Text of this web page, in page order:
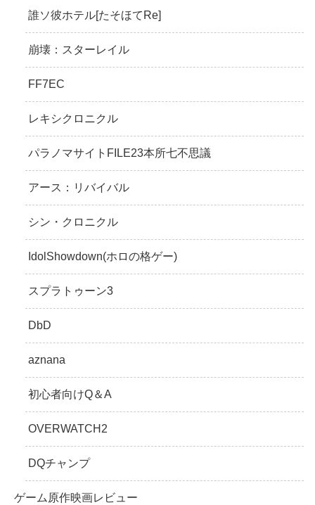
誰ソ彼ホテル[たそほてRe]
崩壊：スターレイル
FF7EC
レキシクロニクル
パラノマサイトFILE23本所七不思議
アース：リバイバル
シン・クロニクル
IdolShowdown(ホロの格ゲー)
スプラトゥーン3
DbD
aznana
初心者向けQ＆A
OVERWATCH2
DQチャンプ
ゲーム原作映画レビュー